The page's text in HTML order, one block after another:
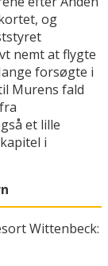
og
nemt at flygte
forsøgte i
Murens fald
et lille
i
Wittenbeck: